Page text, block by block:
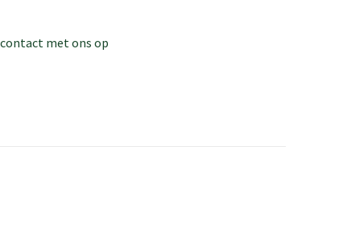
met ons op